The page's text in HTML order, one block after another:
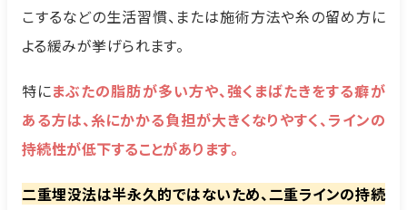
こするなどの生活習慣、または施術方法や糸の留め方に
よる緩みが挙げられます。
特にまぶたの脂肪が多い方や、強くまばたきをする癖が
ある方は、糸にかかる負担が大きくなりやすく、ラインの
持続性が低下することがあります。
二重埋没法は半永久的ではないため、二重ラインの持続